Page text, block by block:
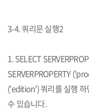
3-4. 쿼리문 실행2
​1. SELECT
SERVERPROPERTY
('edition') 쿼리를 실행 하
수 있습니다.